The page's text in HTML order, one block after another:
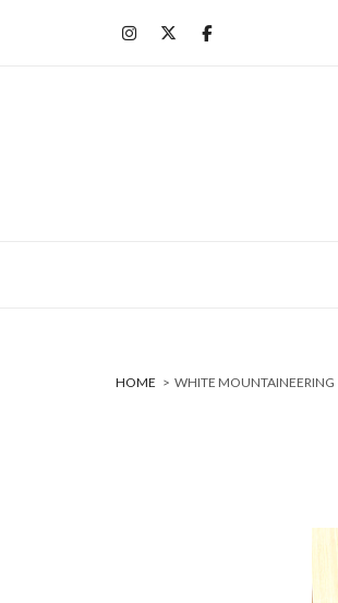
HOME > WHITE MOUNTAINEERING